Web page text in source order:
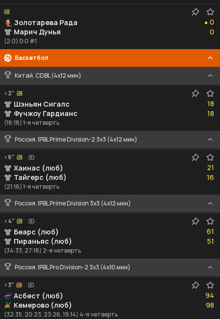
Золотарева Рада
Марич Дунья
●
0
0
0
0
(2:0) 0:0 #1
Баскетбол
Китай. CDBL (4x12 мин)
<2"
Шэньян Сигалс
Фучжоу Гардианс
18
18
18
18
(18:18) 1-я четверть
Россия. IPBL Prime Division-2 3x3 (4x12 мин)
<6"
Хаинас (люб)
Тайгерс (люб)
21
21
16
16
(21:16) 1-я четверть
Россия. IPBL Prime Division 3x3 (4x12 мин)
<4"
Беарс (люб)
Пираньяс (люб)
61
61
51
51
(34:33, 27:18) 2-я четверть
Россия. IPBL Pro Division-2 3x3 (4x10 мин)
<3"
Асбест (люб)
Кемерово (люб)
94
94
98
98
(32:35, 20:23, 23:26, 19:14) 4-я четверть